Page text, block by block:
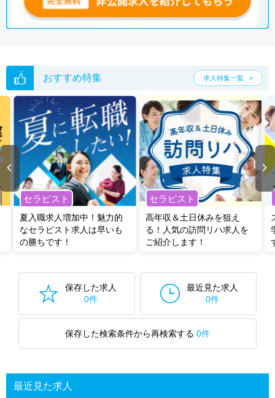
おすすめ特集 求人特集一覧
セラピスト
夏入職求人増加中！魅力的
なセラピスト求人は早いも
の勝ちです！
セラピスト
高年収＆土日休みを狙え
る！人気の訪問リハ求人を
ご紹介します！
保存した求人
0件
最近見た求人
0件
保存した検索条件から再検索する 0件
最近見た求人